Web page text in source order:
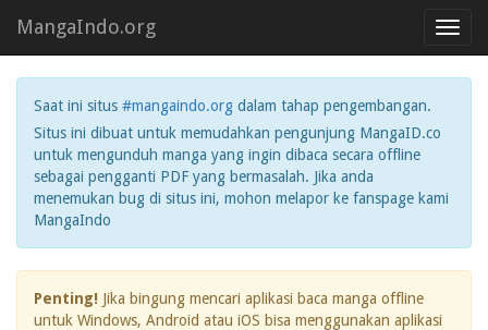
MangaIndo.org
Saat ini situs #mangaindo.org dalam tahap pengembangan.
Situs ini dibuat untuk memudahkan pengunjung MangaID.co
untuk mengunduh manga yang ingin dibaca secara offline
sebagai pengganti PDF yang bermasalah. Jika anda
menemukan bug di situs ini, mohon melapor ke fanspage kami
MangaIndo
Penting! Jika bingung mencari aplikasi baca manga offline
untuk Windows, Android atau iOS bisa menggunakan aplikasi